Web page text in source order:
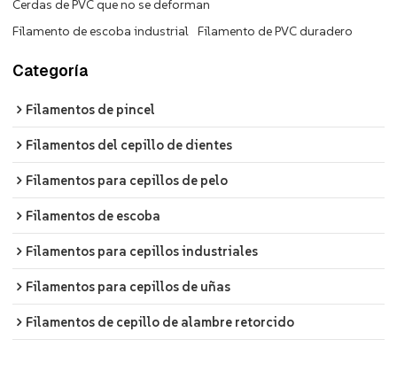
Cerdas de PVC que no se deforman
Filamento de escoba industrial Filamento de PVC duradero
Categoría
Filamentos de pincel
Filamentos del cepillo de dientes
Filamentos para cepillos de pelo
Filamentos de escoba
Filamentos para cepillos industriales
Filamentos para cepillos de uñas
Filamentos de cepillo de alambre retorcido